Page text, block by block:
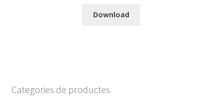
Download
Categories de productes